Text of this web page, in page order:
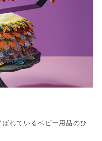
れているベビー用品のひ